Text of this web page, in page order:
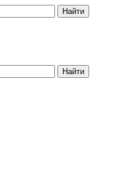
Найти
Найти